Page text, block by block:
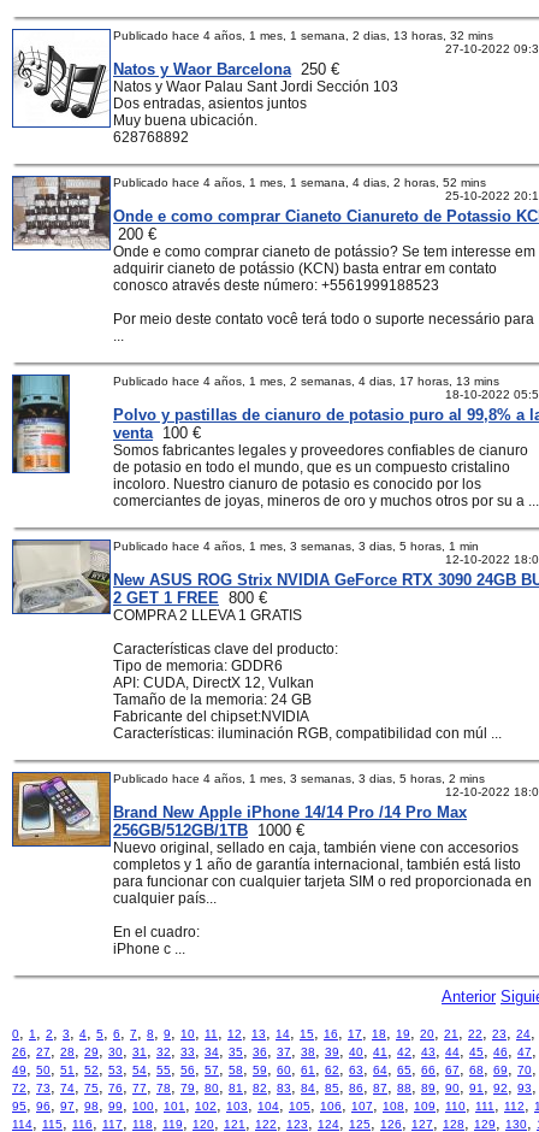
Publicado hace 4 años, 1 mes, 1 semana, 2 dias, 13 horas, 32 mins
27-10-2022
Natos y Waor Barcelona250 €
Natos y Waor Palau Sant Jordi Sección 103
Dos entradas, asientos juntos
Muy buena ubicación.
628768892
Publicado hace 4 años, 1 mes, 1 semana, 4 dias, 2 horas, 52 mins
25-10-2022
Onde e como comprar Cianeto Cianureto de Potassio
200 €
Onde e como comprar cianeto de potássio? Se tem interesse em
adquirir cianeto de potássio (KCN) basta entrar em contato
conosco através deste número: +5561999188523
Por meio deste contato você terá todo o suporte necessário para
...
Publicado hace 4 años, 1 mes, 2 semanas, 4 dias, 17 horas, 13 mins
18-10-2022
Polvo y pastillas de cianuro de potasio puro al 99,8% a
venta100 €
Somos fabricantes legales y proveedores confiables de cianuro
de potasio en todo el mundo, que es un compuesto cristalino
incoloro. Nuestro cianuro de potasio es conocido por los
comerciantes de joyas, mineros de oro y muchos otros por su a ...
Publicado hace 4 años, 1 mes, 3 semanas, 3 dias, 5 horas, 1 min
12-10-2022
New ASUS ROG Strix NVIDIA GeForce RTX 3090 24GB
2 GET 1 FREE 800 €
COMPRA 2 LLEVA 1 GRATIS
Características clave del producto:
Tipo de memoria: GDDR6
API: CUDA, DirectX 12, Vulkan
Tamaño de la memoria: 24 GB
Fabricante del chipset:NVIDIA
Características: iluminación RGB, compatibilidad con múl ...
Publicado hace 4 años, 1 mes, 3 semanas, 3 dias, 5 horas, 2 mins
12-10-2022
Brand New Apple iPhone 14/14 Pro /14 Pro Max
256GB/512GB/1TB 1000 €
Nuevo original, sellado en caja, también viene con accesorios
completos y 1 año de garantía internacional, también está listo
para funcionar con cualquier tarjeta SIM o red proporcionada en
cualquier país...
En el cuadro:
iPhone c ...
Anterior
0, 1 , 2, 3, 4, 5, 6, 7, 8, 9, 10, 11 , 12, 13, 14, 15, 16, 17, 18, 19, 20, 21 , 22, 23, 24,
26, 27, 28, 29, 30, 31 , 32, 33, 34, 35, 36, 37, 38, 39, 40, 41 , 42, 43, 44, 45, 46, 47
49, 50, 51 , 52, 53, 54, 55, 56, 57, 58, 59, 60, 61 , 62, 63, 64, 65, 66, 67, 68, 69, 70
72, 73, 74, 75, 76, 77, 78, 79, 80, 81 , 82, 83, 84, 85, 86, 87, 88, 89, 90, 91 , 92, 93
95, 96, 97, 98, 99, 100, 101 , 102, 103, 104, 105, 106, 107, 108, 109, 110, 111 , 112,
114, 115, 116, 117, 118, 119, 120, 121 , 122, 123, 124, 125, 126, 127, 128, 129, 130,